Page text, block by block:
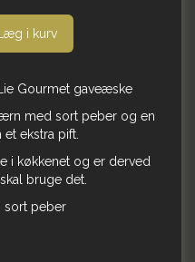
i kurv
Gourmet gaveæske
med sort peber og en
ekstra pift.
i køkkenet og er derved
bruge det.
sort peber